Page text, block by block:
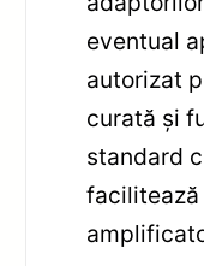
eventual
autorizat
curată și
standard